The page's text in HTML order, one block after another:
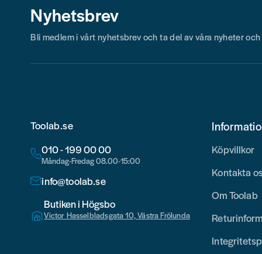
Nyhetsbrev
Bli medlem i vårt nyhetsbrev och ta del av våra nyheter
Toolab.se
010 - 199 00 00
Måndag-Fredag 08.00-15:00
info@toolab.se
Butiken i Högsbo
Victor Hasselbladsgata 10, Västra Frölunda
Köpvillkor
Kontakta
Om Toolab